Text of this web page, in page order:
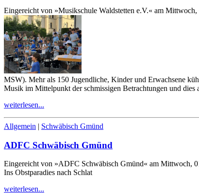
Eingereicht von »Musikschule Waldstetten e.V.« am
MSW). Mehr als 150 Jugendliche, Kinder und Erwachsene
Musik im Mittelpunkt der schmissigen Betrachtungen und dies
weiterlesen...
Allgemein | Schwäbisch Gmünd
ADFC Schwäbisch Gmünd
Eingereicht von »ADFC Schwäbisch Gmünd« am Mittwoch,
Ins Obstparadies nach Schlat
weiterlesen...